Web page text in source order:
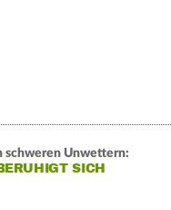
schweren Unwettern:
SICH